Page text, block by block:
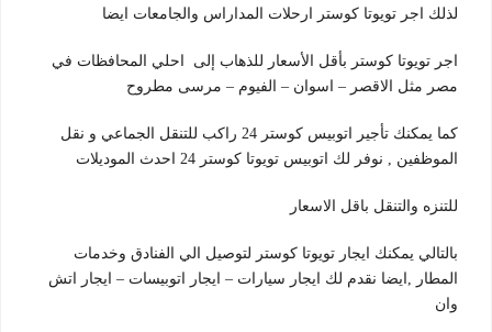
لذلك اجر تويوتا كوستر ارحلات المداراس والجامعات ايضا
اجر تويوتا كوستر بأقل الأسعار للذهاب إلى احلي المحافظات في
مصر مثل الاقصر – اسوان – الفيوم – مرسى مطروح
كما يمكنك تأجير اتوبيس كوستر 24 راكب للتنقل الجماعي و نقل
الموظفين , نوفر لك اتوبيس تويوتا كوستر 24 احدث الموديلات
للتنزه والتنقل باقل الاسعار
بالتالي يمكنك ايجار تويوتا كوستر لتوصيل الي الفنادق وخدمات
المطار ,ايضا نقدم لك ايجار سيارات – ايجار اتوبيسات – ايجار اتش
وان